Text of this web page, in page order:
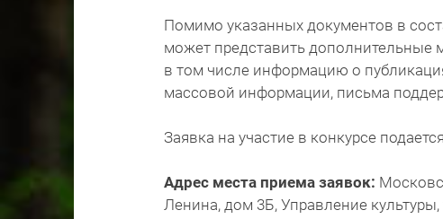
Помимо указанных документов в
может представить дополнительные
в том числе информацию о
массовой информации, письма
Заявка на участие в конкурсе
Адрес места приема заявок:
Ленина, дом 3Б, Управление